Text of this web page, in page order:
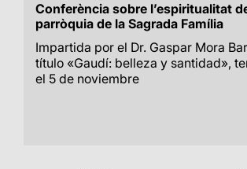
Conferència sobre l’espiritualitat
parròquia de la Sagrada Família
Impartida por el Dr. Gaspar Mora
título «Gaudí: belleza y santidad»,
el 5 de noviembre